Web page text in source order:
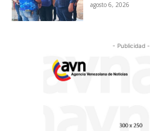
agosto 6, 2026
- Publicidad -